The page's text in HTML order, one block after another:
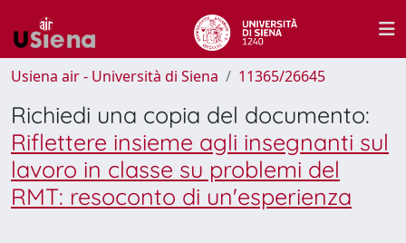
Usiena air - Università di Siena 11365/26645
Richiedi una copia del documento:
Riflettere insieme agli insegnanti sul
lavoro in classe su problemi del
RMT: resoconto di un'esperienza